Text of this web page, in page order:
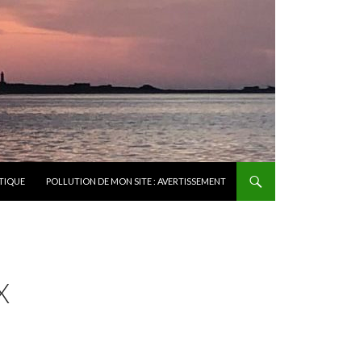
POLLUTION DE MON SITE : AVERTISSEMENT